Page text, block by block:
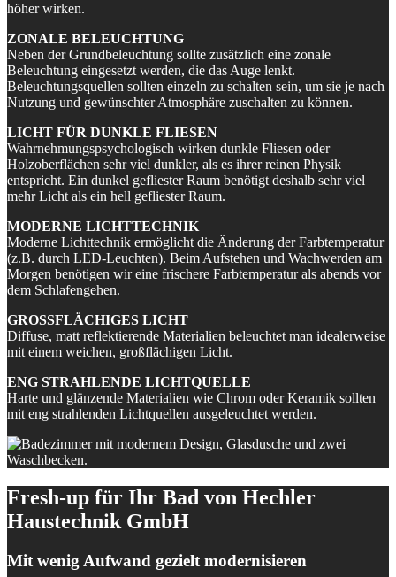
höher wirken.
ZONALE BELEUCHTUNG
Neben der Grundbeleuchtung sollte zusätzlich eine zonale
Beleuchtung eingesetzt werden, die das Auge lenkt.
Beleuchtungsquellen sollten einzeln zu schalten sein, um sie je nach
Nutzung und gewünschter Atmosphäre zuschalten zu können.
LICHT FÜR DUNKLE FLIESEN
Wahrnehmungspsychologisch wirken dunkle Fliesen oder
Holzoberflächen sehr viel dunkler, als es ihrer reinen Physik
entspricht. Ein dunkel gefliester Raum benötigt deshalb sehr viel
mehr Licht als ein hell gefliester Raum.
MODERNE LICHTTECHNIK
Moderne Lichttechnik ermöglicht die Änderung der Farbtemperatur
(z.B. durch LED-Leuchten). Beim Aufstehen und Wachwerden am
Morgen benötigen wir eine frischere Farbtemperatur als abends vor
dem Schlafengehen.
GROSSFLÄCHIGES LICHT
Diffuse, matt reflektierende Materialien beleuchtet man idealerweise
mit einem weichen, großflächigen Licht.
ENG STRAHLENDE LICHTQUELLE
Harte und glänzende Materialien wie Chrom oder Keramik sollten
mit eng strahlenden Lichtquellen ausgeleuchtet werden.
Fresh-up für Ihr Bad von Hechler
Haustechnik GmbH
Mit wenig Aufwand gezielt modernisieren